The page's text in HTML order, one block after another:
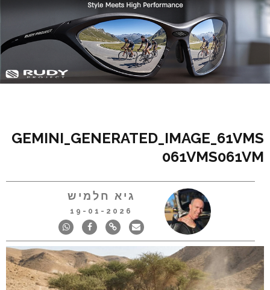
GEMINI_GENERATED_IMAGE_61VMS
061VMS061VM
גיא חלמיש
19-01-2026